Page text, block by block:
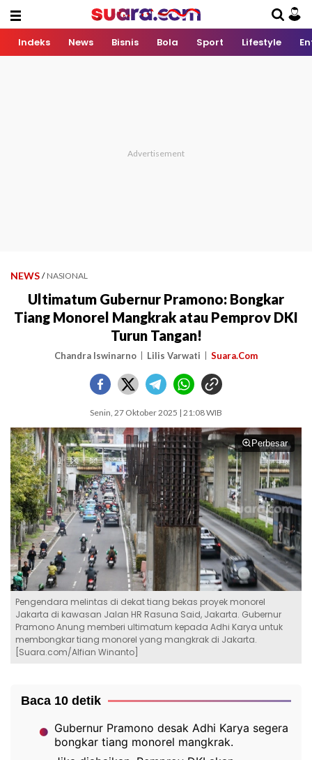
Indeks News Bisnis Bola Sport Lifestyle
NEWS / NASIONAL
Ultimatum Gubernur Pramono: Bongkar
Tiang Monorel Mangkrak atau Pemprov DKI
Turun Tangan!
Chandra Iswinarno Lilis Varwati Suara.Com
Senin, 27 Oktober 2025 | 21:08 WIB
Perbesar
Pengendara melintas di dekat tiang bekas proyek monorel
Jakarta di kawasan Jalan HR Rasuna Said, Jakarta. Gubernur
Pramono Anung memberi ultimatum kepada Adhi Karya untuk
membongkar tiang monorel yang mangkrak di Jakarta.
[Suara.com/Alfian Winanto]
Baca 10 detik
Gubernur Pramono desak Adhi Karya segera
bongkar tiang monorel mangkrak.